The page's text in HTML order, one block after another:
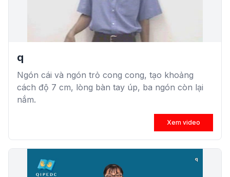
q
Ngón cái và ngón trỏ cong cong, tạo khoảng
cách độ 7 cm, lòng bàn tay úp, ba ngón còn lại
nắm.
Xem video